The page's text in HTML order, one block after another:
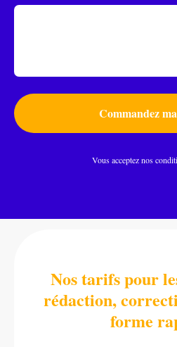
Commandez
Vous acceptez nos
Nos tarifs pour
rédaction,
forme